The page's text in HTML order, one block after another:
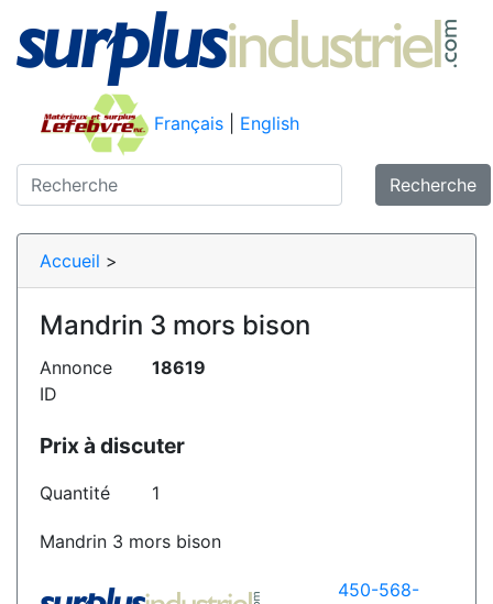
Français English
Recherche
Accueil >
Mandrin 3 mors bison
Annonce
ID
18619
Prix à discuter
Quantité 1
Mandrin 3 mors bison
450-568-